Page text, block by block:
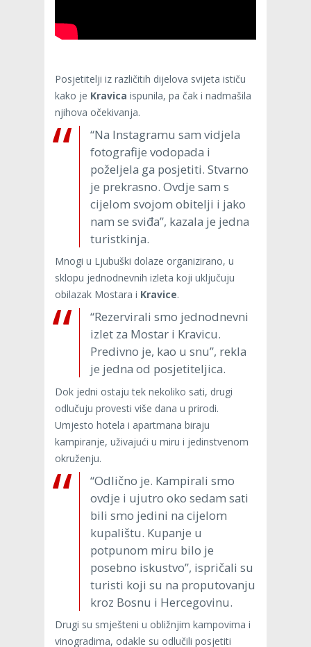
Posjetitelji iz različitih dijelova svijeta ističu
kako je Kravica ispunila, pa čak i nadmašila
njihova očekivanja.
“Na Instagramu sam vidjela
fotografije vodopada i
poželjela ga posjetiti. Stvarno
je prekrasno. Ovdje sam s
cijelom svojom obitelji i jako
nam se sviđa”, kazala je jedna
turistkinja.
Mnogi u Ljubuški dolaze organizirano, u
sklopu jednodnevnih izleta koji uključuju
obilazak Mostara i Kravice.
“Rezervirali smo jednodnevni
izlet za Mostar i Kravicu.
Predivno je, kao u snu”, rekla
je jedna od posjetiteljica.
Dok jedni ostaju tek nekoliko sati, drugi
odlučuju provesti više dana u prirodi.
Umjesto hotela i apartmana biraju
kampiranje, uživajući u miru i jedinstvenom
okruženju.
“Odlično je. Kampirali smo
ovdje i ujutro oko sedam sati
bili smo jedini na cijelom
kupalištu. Kupanje u
potpunom miru bilo je
posebno iskustvo”, ispričali su
turisti koji su na proputovanju
kroz Bosnu i Hercegovinu.
Drugi su smješteni u obližnjim kampovima i
vinogradima, odakle su odlučili posjetiti